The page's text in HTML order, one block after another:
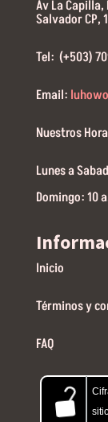
Av La
Salvador CP,
Tel: (+503)
Email:
Nuestros
Lunes a
Domingo: 10
Inicio
Términos y
FAQ